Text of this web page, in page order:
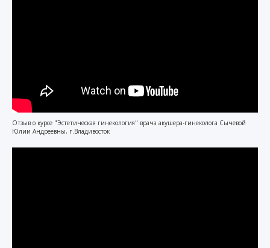
Отзыв о курсе "Эстетическая гинекология" врача акушера-гинеколога Сычевой
Юлии Андреевны, г.Владивосток